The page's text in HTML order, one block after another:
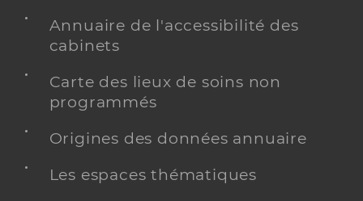
Annuaire de l'accessibilité des
cabinets
Carte des lieux de soins non
programmés
Origines des données annuaire
Les espaces thématiques